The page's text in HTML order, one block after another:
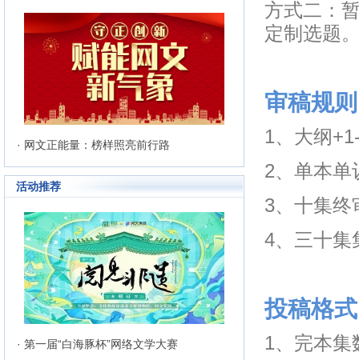
· 网文正能量：榜样照亮前行路
活动推荐
· 第一届“白海豚杯”网络文学大赛
方式二：
定制选题
审稿规则
1、大纲
2、单本单
3、十集终
4、三十集
投稿格式
1、完本集